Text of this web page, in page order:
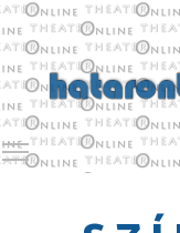
Toggle main